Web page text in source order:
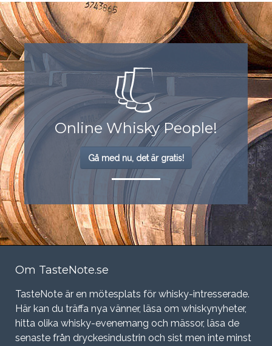
Online Whisky People!
Gå med nu, det är gratis!
Om TasteNote.se
TasteNote är en mötesplats för whisky-intresserade.
Här kan du träffa nya vänner, läsa om whiskynyheter,
hitta olika whisky-evenemang och mässor, läsa de
senaste från dryckesindustrin och sist men inte minst